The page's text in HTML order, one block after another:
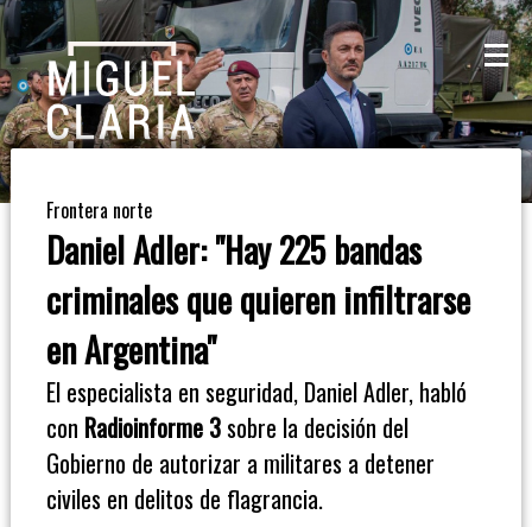
La
Mesa
De
Café
Columna
Opinión
Radioinforme
Frontera norte
Daniel Adler: "Hay 225 bandas
criminales que quieren infiltrarse
en Argentina"
El especialista en seguridad, Daniel Adler, habló
con Radioinforme 3sobre la decisión del
Gobierno de autorizar a militares a detener
civiles en delitos de flagrancia.